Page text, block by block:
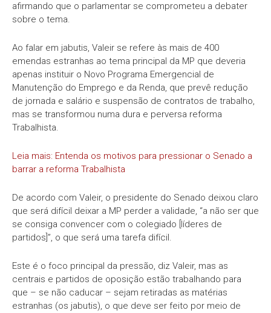
afirmando que o parlamentar se comprometeu a debater
sobre o tema.
Ao falar em jabutis, Valeir se refere às mais de 400
emendas estranhas ao tema principal da MP que deveria
apenas instituir o Novo Programa Emergencial de
Manutenção do Emprego e da Renda, que prevê redução
de jornada e salário e suspensão de contratos de trabalho,
mas se transformou numa dura e perversa reforma
Trabalhista.
Leia mais: Entenda os motivos para pressionar o Senado a
barrar a reforma Trabalhista
De acordo com Valeir, o presidente do Senado deixou claro
que será difícil deixar a MP perder a validade, “a não ser que
se consiga convencer com o colegiado [líderes de
partidos]”, o que será uma tarefa difícil.
Este é o foco principal da pressão, diz Valeir, mas as
centrais e partidos de oposição estão trabalhando para
que – se não caducar – sejam retiradas as matérias
estranhas (os jabutis), o que deve ser feito por meio de